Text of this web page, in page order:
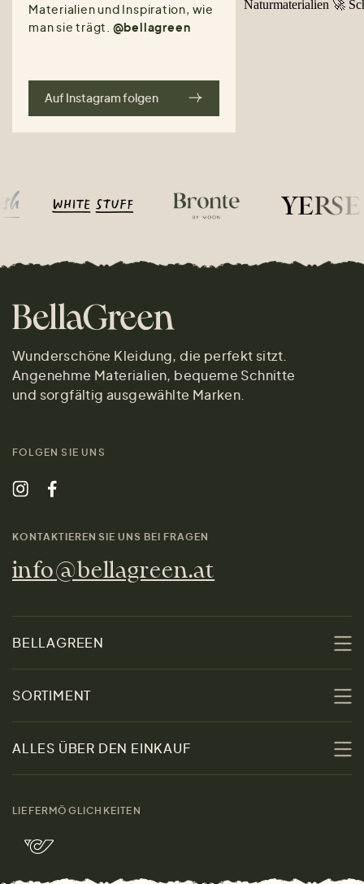
Materialien und Inspiration, wie
man sie trägt. @bellagreen
Auf Instagram folgen
Wunderschöne Kleidung, die perfekt sitzt.
Angenehme Materialien, bequeme Schnitte
und sorgfältig ausgewählte Marken.
FOLGEN SIE UNS
KONTAKTIEREN SIE UNS BEI FRAGEN
info@bellagreen.at
BELLAGREEN
Nachhaltigkeit
Kontakt
Marken
SORTIMENT
Damen
Herren
Wohnen
ALLES ÜBER DEN EINKAUF
LIEFERMÖGLICHKEITEN